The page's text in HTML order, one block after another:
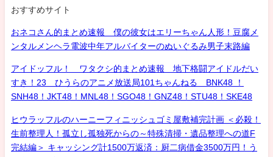
おすすめサイト
おネコさん的まとめ速報 僕の彼女はエリーちゃん人形！豆腐メ
ンタルメンヘラ電波中年アルバイターのぬいぐるみ男子末路編
アイドッフル！ ワタクシ的まとめ速報 地下格闘アイドルだい
すき！23 ひうらのアニメ放送局101ちゃんねる BNK48 ！
SNH48！JKT48！MNL48！SGO48！GNZ48！STU48！SKE48
ヒウラッフルのハーニーフィニッシュゴミ屋敷補完計画 ＜必殺！
生前整理人！孤立し孤独死からの～特殊清掃・遺品整理への道F
完結編＞ キャッシング計1500万返済：厨二病借金3500万円！う